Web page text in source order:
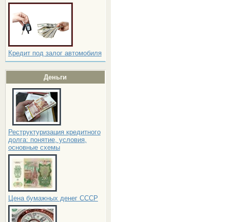
Кредит под залог автомобиля
Деньги
Реструктуризация кредитного
долга: понятие, условия,
основные схемы
Цена бумажных денег СССР